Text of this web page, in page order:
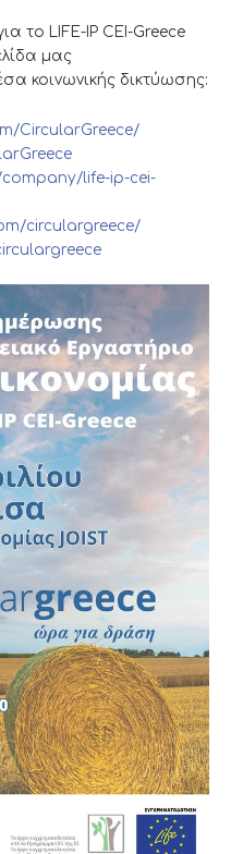
το LIFE-IP CEI-Greece
μας
κοινωνικής δικτύωσης:
CircularGreece/
company/life-ip-cei-
circulargreece/